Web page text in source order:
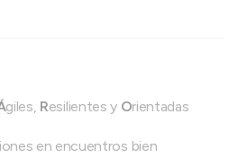
giles, Resilientes y Orientadas
en encuentros bien